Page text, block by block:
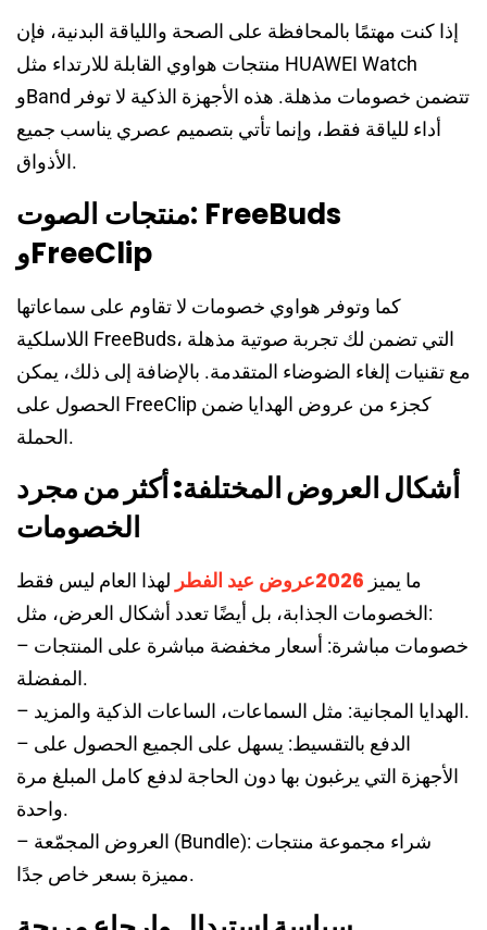
إذا كنت مهتمًا بالمحافظة على الصحة واللياقة البدنية، فإن
منتجات هواوي القابلة للارتداء مثل HUAWEI Watch
وBand تتضمن خصومات مذهلة. هذه الأجهزة الذكية لا توفر
أداء للياقة فقط، وإنما تأتي بتصميم عصري يناسب جميع
الأذواق.
منتجات الصوت: FreeBuds
وFreeClip
كما وتوفر هواوي خصومات لا تقاوم على سماعاتها
اللاسلكية FreeBuds، التي تضمن لك تجربة صوتية مذهلة
مع تقنيات إلغاء الضوضاء المتقدمة. بالإضافة إلى ذلك، يمكن
الحصول على FreeClip كجزء من عروض الهدايا ضمن
الحملة.
أشكال العروض المختلفة: أكثر من مجرد
الخصومات
ما يميز
لهذا العام ليس فقط
الخصومات الجذابة، بل أيضًا تعدد أشكال العرض، مثل:
– خصومات مباشرة: أسعار مخفضة مباشرة على المنتجات
المفضلة.
– الهدايا المجانية: مثل السماعات، الساعات الذكية والمزيد.
– الدفع بالتقسيط: يسهل على الجميع الحصول على
الأجهزة التي يرغبون بها دون الحاجة لدفع كامل المبلغ مرة
واحدة.
– العروض المجمّعة (Bundle): شراء مجموعة منتجات
مميزة بسعر خاص جدًا.